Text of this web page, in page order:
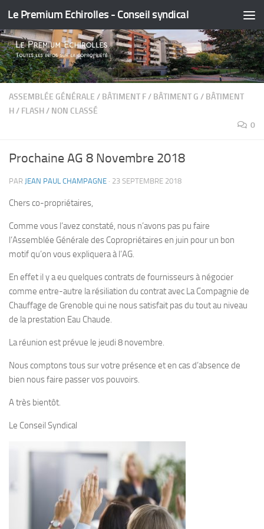
Skip to content
Le Premium Echirolles - Conseil syndical
ASSEMBLÉE GÉNÉRALE / BÂTIMENT F/ BÂTIMENT G / BÂTIMENT
H/ FLASH/ NON CLASSÉ
0
Prochaine AG 8 Novembre 2018
PAR JEAN PAUL CHAMPAGNE · 23 SEPTEMBRE 2018
Chers co-propriétaires,
Comme vous l’avez constaté, nous n’avons pas pu faire
l’Assemblée Générale des Copropriétaires en juin pour un bon
motif qu’on vous expliquera à l’AG.
En effet il y a eu quelques contrats de fournisseurs à négocier
comme entre-autre la résiliation du contrat avec La Compagnie de
Chauffage de Grenoble qui ne nous satisfait pas du tout au niveau
de la prestation Eau Chaude.
La réunion est prévue le jeudi 8 novembre.
Nous comptons tous sur votre présence et en cas d’absence de
bien nous faire passer vos pouvoirs.
A très bientôt.
Le Conseil Syndical